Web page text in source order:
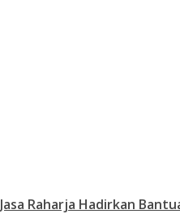
Jasa Raharja Hadirkan